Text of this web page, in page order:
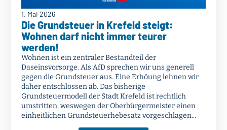
1. Mai 2026
Die Grundsteuer in Krefeld steigt:
Wohnen darf nicht immer teurer
werden!
Wohnen ist ein zentraler Bestandteil der
Daseinsvorsorge. Als AfD sprechen wir uns generell
gegen die Grundsteuer aus. Eine Erhöung lehnen wir
daher entschlossen ab. Das bisherige
Grundsteuermodell der Stadt Krefeld ist rechtlich
umstritten, weswegen der Oberbürgermeister einen
einheitlichen Grundsteuerhebesatz vorgeschlagen...